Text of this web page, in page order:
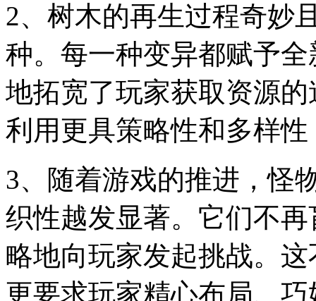
2、树木的再生过程奇妙
种。每一种变异都赋予
地拓宽了玩家获取资源
利用更具策略性和多样
3、随着游戏的推进，怪
织性越发显著。它们不
略地向玩家发起挑战。
更要求玩家精心布局、